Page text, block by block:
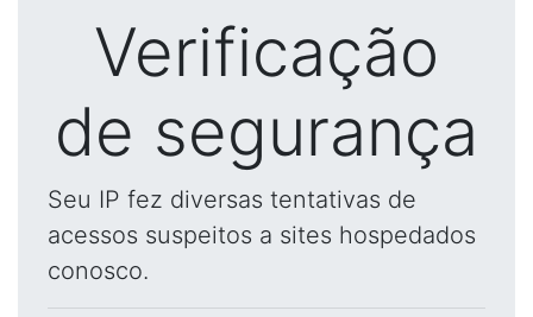
Verificação
de segurança
Seu IP fez diversas tentativas de
acessos suspeitos a sites hospedados
conosco.